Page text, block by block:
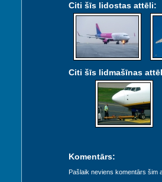
Citi šīs lidostas attēli:
Citi šīs lidmašīnas
Komentārs:
Pašlaik neviens komentārs šim